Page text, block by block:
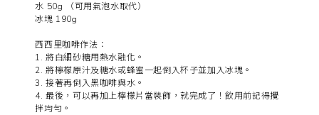
水 50g （可用氣泡水取代）
冰塊 190g
西西里咖啡作法：
1. 將白細砂糖用熱水融化。
2. 將檸檬原汁及糖水或蜂蜜一起倒入杯子並加入冰塊。
3. 接著再倒入黑咖啡與水。
4. 最後，可以再加上檸檬片當裝飾，就完成了！飲用前記得攪
拌均勻。